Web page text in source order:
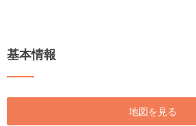
基本情報
地図を見る